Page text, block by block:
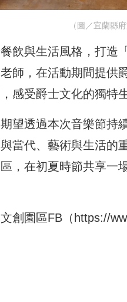
（圖／宜蘭縣府
飲與生活風格，打造
師，在活動期間提供
感受爵士文化的獨特
望透過本次音樂節持
當代、藝術與生活的
，在初夏時節共享一
創園區FB（ https://